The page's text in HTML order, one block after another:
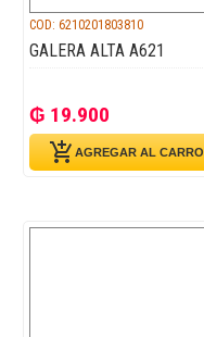
COD: 6210201803810
GALERA ALTA A621
₲ 19.900
add_shopping_cartAGREGAR AL CARRO